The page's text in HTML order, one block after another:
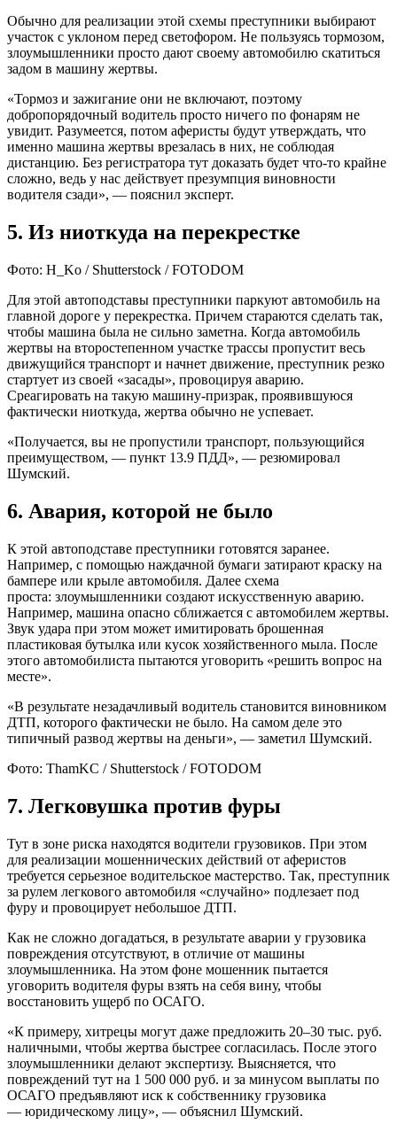
Обычно для реализации этой схемы преступники выбирают
участок с уклоном перед светофором. Не пользуясь тормозом,
злоумышленники просто дают своему автомобилю скатиться
задом в машину жертвы.
«Тормоз и зажигание они не включают, поэтому
добропорядочный водитель просто ничего по фонарям не
увидит. Разумеется, потом аферисты будут утверждать, что
именно машина жертвы врезалась в них, не соблюдая
дистанцию. Без регистратора тут доказать будет что-то крайне
сложно, ведь у нас действует презумпция виновности
водителя сзади», — пояснил эксперт.
5. Из ниоткуда на перекрестке
Фото: H_Ko / Shutterstock / FOTODOM
Для этой автоподставы преступники паркуют автомобиль на
главной дороге у перекрестка. Причем стараются сделать так,
чтобы машина была не сильно заметна. Когда автомобиль
жертвы на второстепенном участке трассы пропустит весь
движущийся транспорт и начнет движение, преступник резко
стартует из своей «засады», провоцируя аварию.
Среагировать на такую машину-призрак, проявившуюся
фактически ниоткуда, жертва обычно не успевает.
«Получается, вы не пропустили транспорт, пользующийся
преимуществом, — пункт 13.9 ПДД», — резюмировал
Шумский.
6. Авария, которой не было
К этой автоподставе преступники готовятся заранее.
Например, с помощью наждачной бумаги затирают краску на
бампере или крыле автомобиля. Далее схема
проста: злоумышленники создают искусственную аварию.
Например, машина опасно сближается с автомобилем жертвы.
Звук удара при этом может имитировать брошенная
пластиковая бутылка или кусок хозяйственного мыла. После
этого автомобилиста пытаются уговорить «решить вопрос на
месте».
«В результате незадачливый водитель становится виновником
ДТП, которого фактически не было. На самом деле это
типичный развод жертвы на деньги», — заметил Шумский.
Фото: ThamKC / Shutterstock / FOTODOM
7. Легковушка против фуры
Тут в зоне риска находятся водители грузовиков. При этом
для реализации мошеннических действий от аферистов
требуется серьезное водительское мастерство. Так, преступник
за рулем легкового автомобиля «случайно» подлезает под
фуру и провоцирует небольшое ДТП.
Как не сложно догадаться, в результате аварии у грузовика
повреждения отсутствуют, в отличие от машины
злоумышленника. На этом фоне мошенник пытается
уговорить водителя фуры взять на себя вину, чтобы
восстановить ущерб по ОСАГО.
«К примеру, хитрецы могут даже предложить 20–30 тыс. руб.
наличными, чтобы жертва быстрее согласилась. После этого
злоумышленники делают экспертизу. Выясняется, что
повреждений тут на 1 500 000 руб. и за минусом выплаты по
ОСАГО предъявляют иск к собственнику грузовика
— юридическому лицу», — объяснил Шумский.